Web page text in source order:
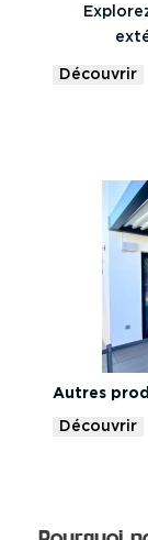
Découvrir
Autres
Découvrir